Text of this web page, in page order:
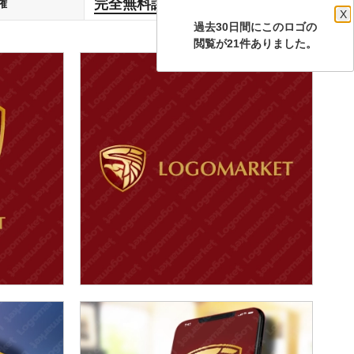
過去30日間にこのロゴの
X
閲覧が21件ありました。